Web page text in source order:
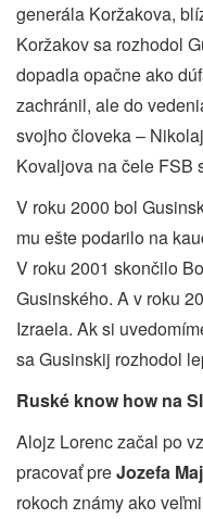
generála Koržakova,
Koržakov sa rozhodol
dopadla opačne ako
zachránil, ale do
svojho človeka –
Kovaljova na čele FSB
V roku 2000 bol
mu ešte podarilo na
V roku 2001 skončilo
Gusinského. A v roku
Izraela. Ak si
sa Gusinskij rozhodol
Ruské know how na
Alojz Lorenc začal po
pracovať preJozefa
rokoch známy ako